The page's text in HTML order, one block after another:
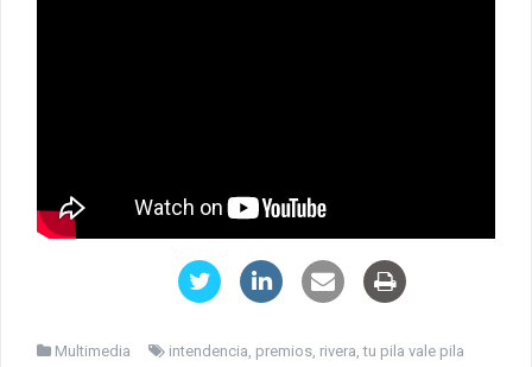
Multimedia intendencia premios rivera ,tu pila vale pila